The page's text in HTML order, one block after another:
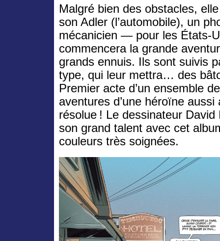
Malgré bien des obstacles,
son Adler (l’automobile), un
mécanicien — pour les États-
commencera la grande
grands ennuis. Ils sont suivis
type, qui leur mettra… des
Premier acte d’un ensemble
aventures d’une héroïne
résolue ! Le dessinateur
son grand talent avec cet
couleurs très soignées.